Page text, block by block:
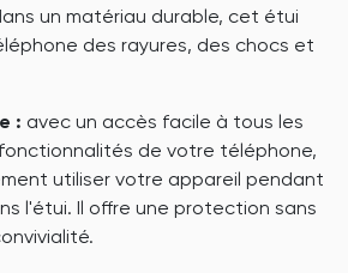
un matériau durable, cet étui
des rayures, des chocs et
: avec un accès facile à tous les
de votre téléphone,
utiliser votre appareil pendant
l'étui. Il offre une protection sans